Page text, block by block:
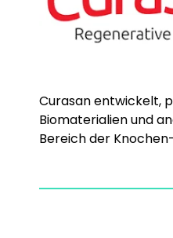
Curasan entwickelt,
Biomaterialien und
Bereich der